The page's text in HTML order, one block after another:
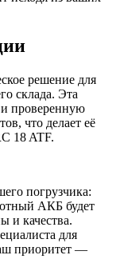
решение для
склада. Эта
и проверенную
что делает её
18 ATF.
погрузчика:
АКБ будет
и качества.
для
приоритет —